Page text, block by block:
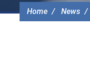
Home News